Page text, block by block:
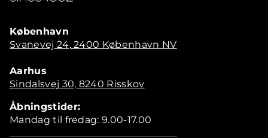
København
Svanevej 24, 2400 København NV
Aarhus
Sindalsvej 30, 8240 Risskov
Åbningstider:
Mandag til fredag: 9.00-17.00